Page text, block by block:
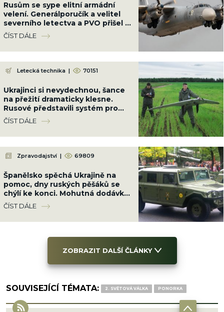
Rusům se sype elitní armádní
velení. Generálporučík a velitel
severního letectva a PVO přišel o
život jejich vinou
ČÍST DÁLE
Letecká technika | 70151
Ukrajinci si nevydechnou, šance
na přežití dramaticky klesne.
Rusové představili systém pro
útoky dronů v rojích
ČÍST DÁLE
Zpravodajství | 69809
Španělsko spěchá Ukrajině na
pomoc, dny ruských pěšáků se
chýlí ke konci. Mohutná dodávka
je srovná do latě
ČÍST DÁLE
ZOBRAZIT DALŠÍ ČLÁNKY
SOUVISEJÍCÍ TÉMATA: 2. SVĚTOVÁ VÁLKA PONORKA